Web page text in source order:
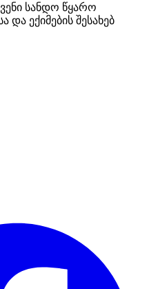
სანდო წყარო
და ექიმების შესახებ